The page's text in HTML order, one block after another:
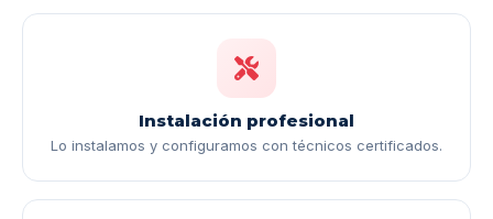
Instalación profesional
Lo instalamos y configuramos con técnicos certificados.